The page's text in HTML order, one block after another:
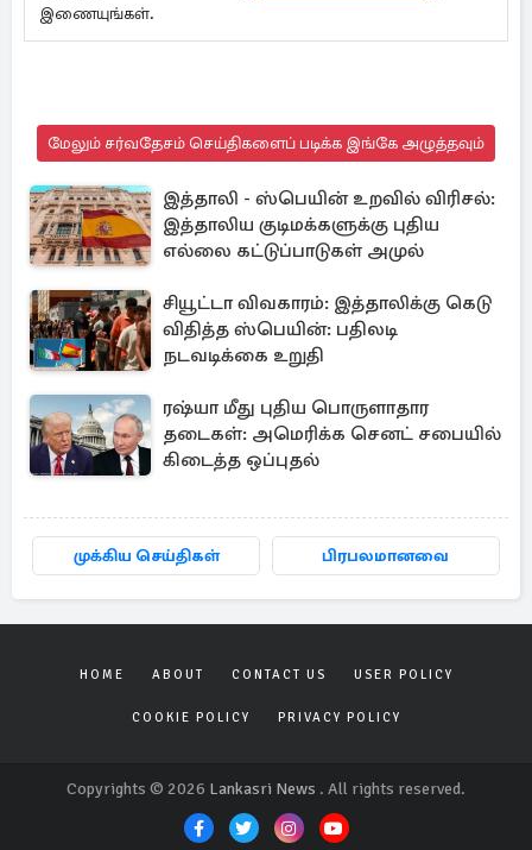
இணையுங்கள்.
மேலும் சர்வதேசம் செய்திகளைப் படிக்க இங்கே அழுத்தவும்
இத்தாலி - ஸ்பெயின் உறவில் விரிசல்:
இத்தாலிய குடிமக்களுக்கு புதிய
எல்லை கட்டுப்பாடுகள் அமுல்
சியூட்டா விவகாரம்: இத்தாலிக்கு கெடு
விதித்த ஸ்பெயின்: பதிலடி
நடவடிக்கை உறுதி
ரஷ்யா மீது புதிய பொருளாதார
தடைகள்: அமெரிக்க செனட் சபையில்
கிடைத்த ஒப்புதல்
முக்கிய செய்திகள் பிரபலமானவை
HOME ABOUT CONTACT US USER POLICY
COOKIE POLICY PRIVACY POLICY
Copyrights © 2026 Lankasri News . All rights reserved.